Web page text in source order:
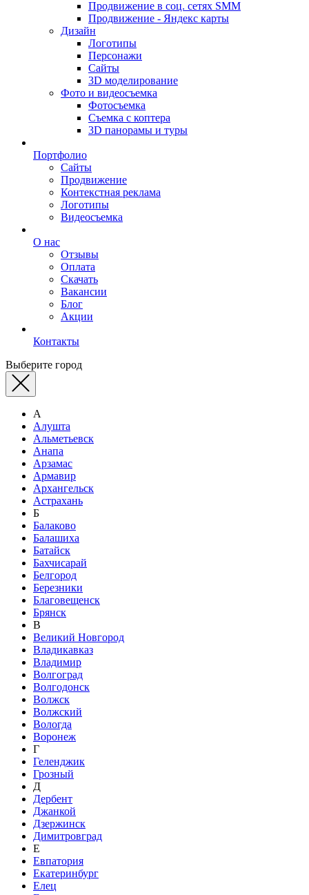
Продвижение в соц. сетях SMM
Продвижение - Яндекс карты
Дизайн
Логотипы
Персонажи
Сайты
3D моделирование
Фото и видеосъемка
Фотосъемка
Съемка с коптера
3D панорамы и туры
Портфолио
Сайты
Продвижение
Контекстная реклама
Логотипы
Видеосъемка
О нас
Отзывы
Оплата
Скачать
Вакансии
Блог
Акции
Контакты
Выберите город
А
Алушта
Альметьевск
Анапа
Арзамас
Армавир
Архангельск
Астрахань
Б
Балаково
Балашиха
Батайск
Бахчисарай
Белгород
Березники
Благовещенск
Брянск
В
Великий Новгород
Владикавказ
Владимир
Волгоград
Волгодонск
Волжск
Волжский
Вологда
Воронеж
Г
Геленджик
Грозный
Д
Дербент
Джанкой
Дзержинск
Димитровград
Е
Евпатория
Екатеринбург
Елец